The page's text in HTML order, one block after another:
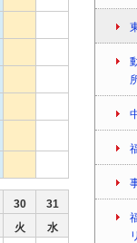
30
31
火 水